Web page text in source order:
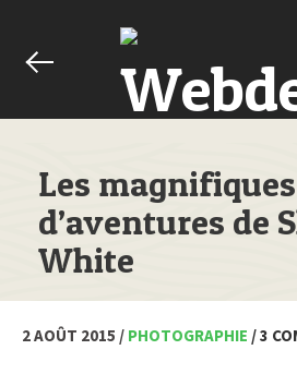
Les
d’aventures de
White
2 AOÛT 2015 / PHOTOGRAPHIE / 3